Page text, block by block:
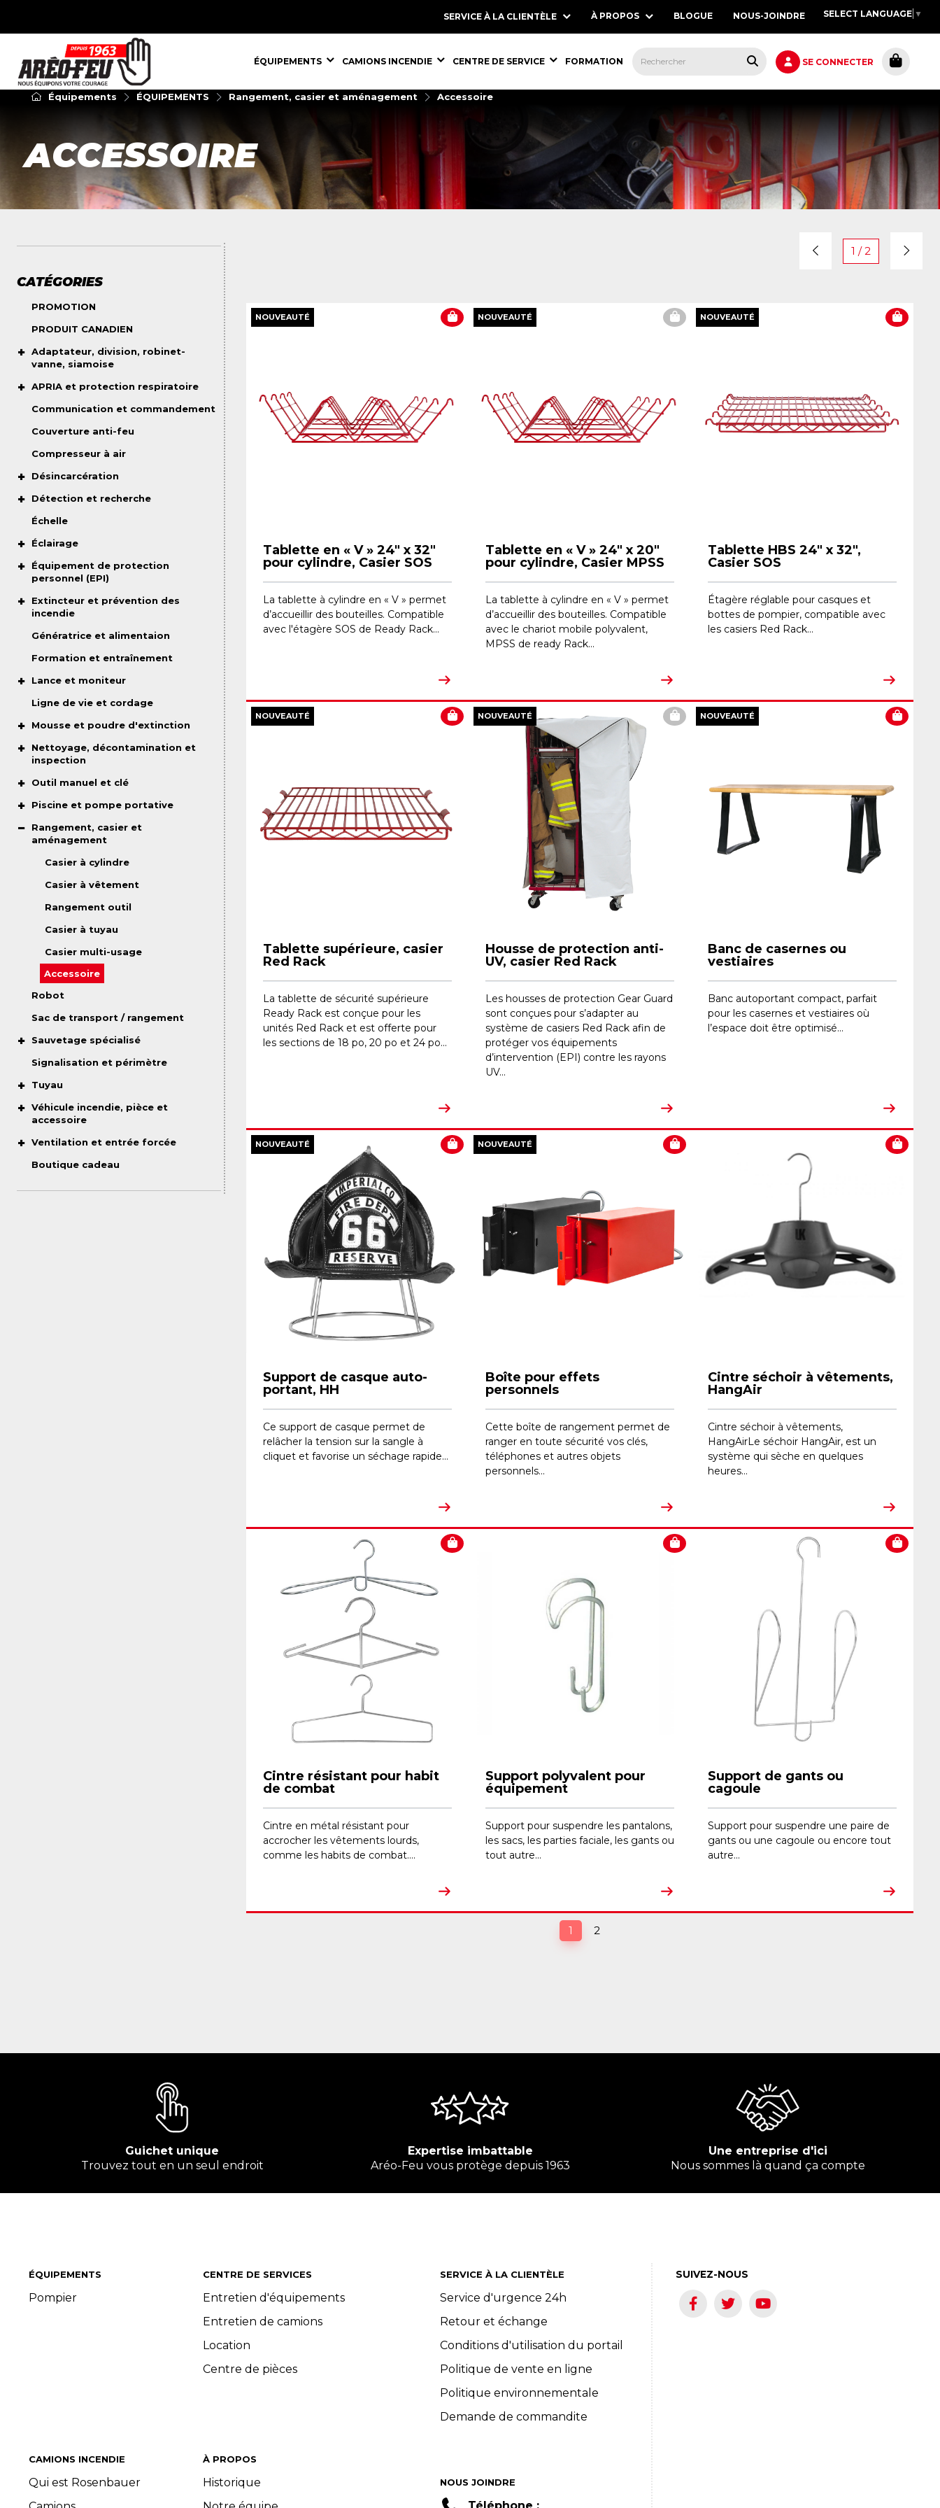
SERVICE À LA CLIENTÈLE À PROPOS BLOGUE NOUS-JOINDRE SELECT LANGUAGE ▼
SE CONNECTER
ÉQUIPEMENTS,
ÉQUIPEMENTS ÉQUIPEMENTS,
CAMIONS INCENDIE ÉQUIPEMENTS,
CENTRE DE SERVICE ÉQUIPEMENTS,
FORMATION
Équipements ÉQUIPEMENTS Rangement, casier et aménagement Accessoire
ACCESSOIRE
CATÉGORIES
PROMOTION
PRODUIT CANADIEN
Adaptateur, division, robinet-
vanne, siamoise
APRIA et protection respiratoire
Communication et commandement
Couverture anti-feu
Compresseur à air
Désincarcération
Détection et recherche
Échelle
Éclairage
Équipement de protection
personnel (EPI)
Extincteur et prévention des
incendie
Génératrice et alimentaion
Formation et entraînement
Lance et moniteur
Ligne de vie et cordage
Mousse et poudre d'extinction
Nettoyage, décontamination et
inspection
Outil manuel et clé
Piscine et pompe portative
Rangement, casier et
aménagement
Casier à cylindre
Casier à vêtement
Rangement outil
Casier à tuyau
Casier multi-usage
Accessoire
Robot
Sac de transport / rangement
Sauvetage spécialisé
Signalisation et périmètre
Tuyau
Véhicule incendie, pièce et
accessoire
Ventilation et entrée forcée
Boutique cadeau
1 / 2
NOUVEAUTÉ
Tablette en « V » 24" x 32"
pour cylindre, Casier SOS
La tablette à cylindre en « V » permet
d’accueillir des bouteilles. Compatible
avec l'étagère SOS de Ready Rack...
NOUVEAUTÉ
Tablette en « V » 24" x 20"
pour cylindre, Casier MPSS
La tablette à cylindre en « V » permet
d’accueillir des bouteilles. Compatible
avec le chariot mobile polyvalent,
MPSS de ready Rack...
NOUVEAUTÉ
Tablette HBS 24" x 32",
Casier SOS
Étagère réglable pour casques et
bottes de pompier, compatible avec
les casiers Red Rack...
NOUVEAUTÉ
Tablette supérieure, casier
Red Rack
La tablette de sécurité supérieure
Ready Rack est conçue pour les
unités Red Rack et est offerte pour
les sections de 18 po, 20 po et 24 po...
NOUVEAUTÉ
Housse de protection anti-
UV, casier Red Rack
Les housses de protection Gear Guard
sont conçues pour s’adapter au
système de casiers Red Rack afin de
protéger vos équipements
d’intervention (EPI) contre les rayons
UV...
NOUVEAUTÉ
Banc de casernes ou
vestiaires
Banc autoportant compact, parfait
pour les casernes et vestiaires où
l’espace doit être optimisé...
NOUVEAUTÉ
Support de casque auto-
portant, HH
Ce support de casque permet de
relâcher la tension sur la sangle à
cliquet et favorise un séchage rapide...
NOUVEAUTÉ
Boîte pour effets
personnels
Cette boîte de rangement permet de
ranger en toute sécurité vos clés,
téléphones et autres objets
personnels...
Cintre séchoir à vêtements,
HangAir
Cintre séchoir à vêtements,
HangAirLe séchoir HangAir, est un
système qui sèche en quelques
heures...
Cintre résistant pour habit
de combat
Cintre en métal résistant pour
accrocher les vêtements lourds,
comme les habits de combat....
Support polyvalent pour
équipement
Support pour suspendre les pantalons,
les sacs, les parties faciale, les gants ou
tout autre...
Support de gants ou
cagoule
Support pour suspendre une paire de
gants ou une cagoule ou encore tout
autre...
1 (current)
2
Guichet unique
Trouvez tout en un seul endroit
Expertise imbattable
Aréo-Feu vous protège depuis 1963
Une entreprise d'ici
Nous sommes là quand ça compte
ÉQUIPEMENTS
Pompier
CAMIONS INCENDIE
Qui est Rosenbauer
CENTRE DE SERVICES
Entretien d'équipements
Entretien de camions
Location
Centre de pièces
À PROPOS
Historique
SERVICE À LA CLIENTÈLE
Service d'urgence 24h
Retour et échange
Conditions d'utilisation du portail
Politique de vente en ligne
Politique environnementale
Demande de commandite
NOUS JOINDRE
SUIVEZ-NOUS